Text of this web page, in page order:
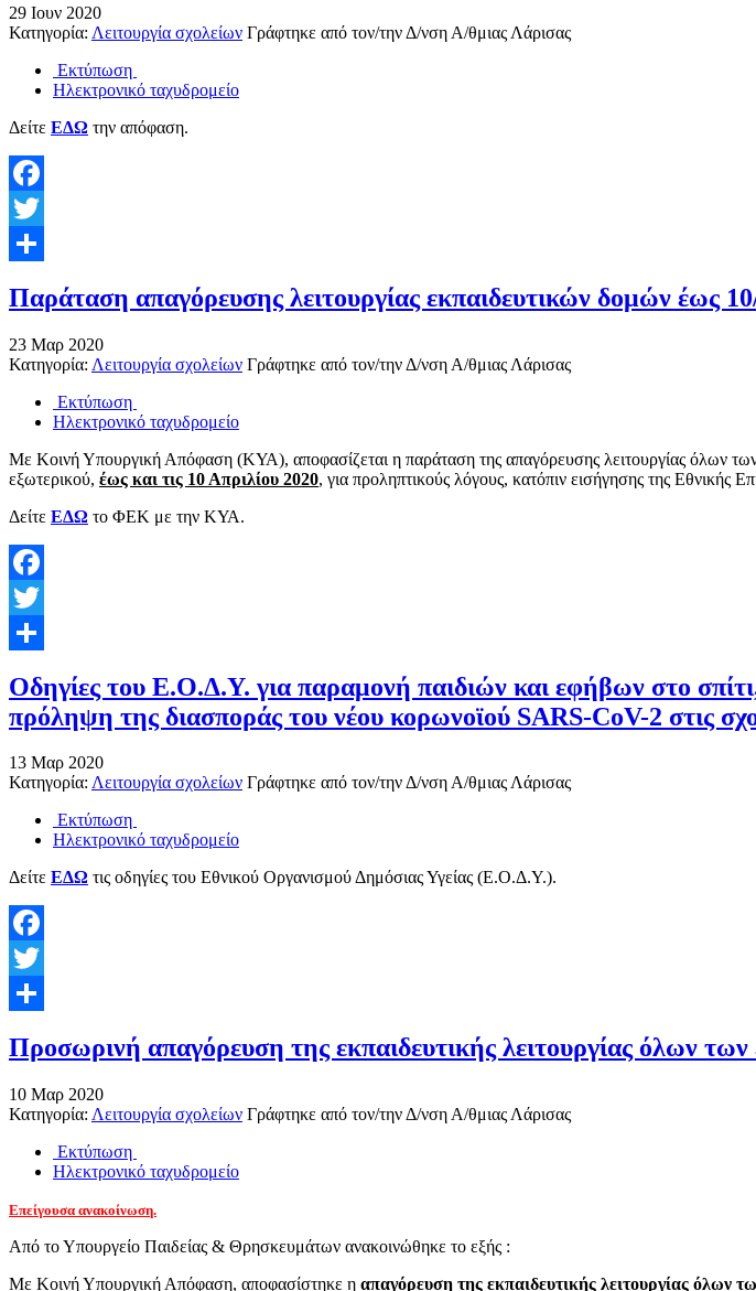
29 Ιουν 2020
Κατηγορία: Λειτουργία σχολείων Γράφτηκε από τον/την Δ/νση Α/θμιας Λάρισας
Εκτύπωση
Ηλεκτρονικό ταχυδρομείο
Δείτε ΕΔΩ την απόφαση.
Facebook
Twitter
Παράταση απαγόρευσης λειτουργίας εκπαιδευτικών δομών έως
23 Μαρ 2020
Κατηγορία: Λειτουργία σχολείων Γράφτηκε από τον/την Δ/νση Α/θμιας Λάρισας
Εκτύπωση
Ηλεκτρονικό ταχυδρομείο
Με Κοινή Υπουργική Απόφαση (ΚΥΑ), αποφασίζεται η παράταση της απαγόρευσης λειτουργίας όλων
εξωτερικού, έως και τις 10 Απριλίου 2020, για προληπτικούς λόγους, κατόπιν εισήγησης της Εθνικής
Δείτε ΕΔΩ το ΦΕΚ με την ΚΥΑ.
Facebook
Twitter
Οδηγίες του Ε.Ο.Δ.Υ. για παραμονή παιδιών και εφήβων στο
πρόληψη της διασποράς του νέου κορωνοϊού SARS-CoV-2 στις
13 Μαρ 2020
Κατηγορία: Λειτουργία σχολείων Γράφτηκε από τον/τηνΔ/νση Α/θμιας Λάρισας
Εκτύπωση
Ηλεκτρονικό ταχυδρομείο
Δείτε ΕΔΩ τις οδηγίες του Εθνικού Οργανισμού Δημόσιας Υγείας (Ε.Ο.Δ.Υ.).
Facebook
Twitter
Προσωρινή απαγόρευση της εκπαιδευτικής λειτουργίας όλων
10 Μαρ 2020
Κατηγορία: Λειτουργία σχολείων Γράφτηκε από τον/την Δ/νση Α/θμιας Λάρισας
Εκτύπωση
Ηλεκτρονικό ταχυδρομείο
Επείγουσα ανακοίνωση.
Από το Υπουργείο Παιδείας & Θρησκευμάτων ανακοινώθηκε το εξής :
Με Κοινή Υπουργική Απόφαση, αποφασίστηκε η απαγόρευση της εκπαιδευτικής λειτουργίας όλων